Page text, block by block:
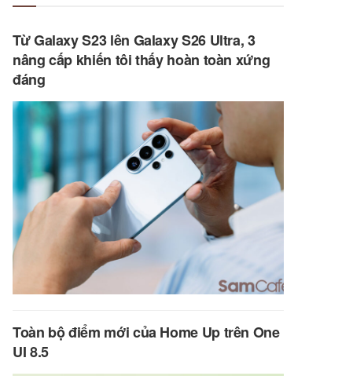
Từ Galaxy S23 lên Galaxy S26 Ultra, 3
nâng cấp khiến tôi thấy hoàn toàn xứng
đáng
Toàn bộ điểm mới của Home Up trên One
UI 8.5